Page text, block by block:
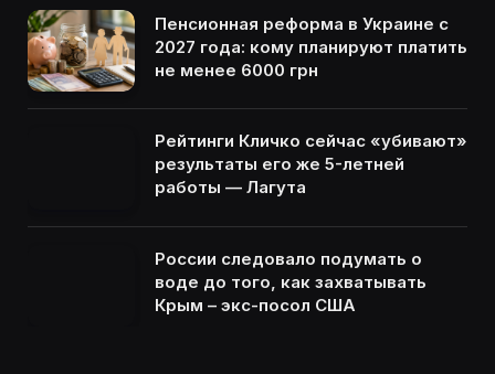
Пенсионная реформа в Украине с
2027 года: кому планируют платить
не менее 6000 грн
Рейтинги Кличко сейчас «убивают»
результаты его же 5-летней
работы — Лагута
России следовало подумать о
воде до того, как захватывать
Крым – экс-посол США